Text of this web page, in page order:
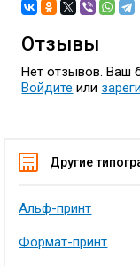
Отзывы
Нет отзывов. Ваш
Войдите или
Другие
Альф-принт
Формат-принт